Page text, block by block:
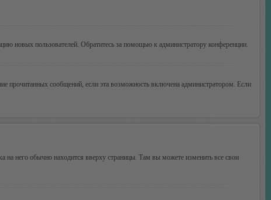
новых пользователей. Обратитесь за помощью к администратору конференции.
прочитанных сообщений, если эта возможность включена администратором. Если
на него обычно находится вверху страницы. Там вы можете изменить все свои